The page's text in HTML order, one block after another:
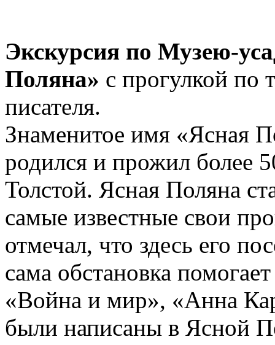
Экскурсия по Музею-
Поляна» с прогулкой по
писателя.
Знаменитое имя «Ясная
родился и прожил более
Толстой. Ясная Поляна
самые известные свои
отмечал, что здесь его
сама обстановка
«Война и мир», «Анна
были написаны в Ясной